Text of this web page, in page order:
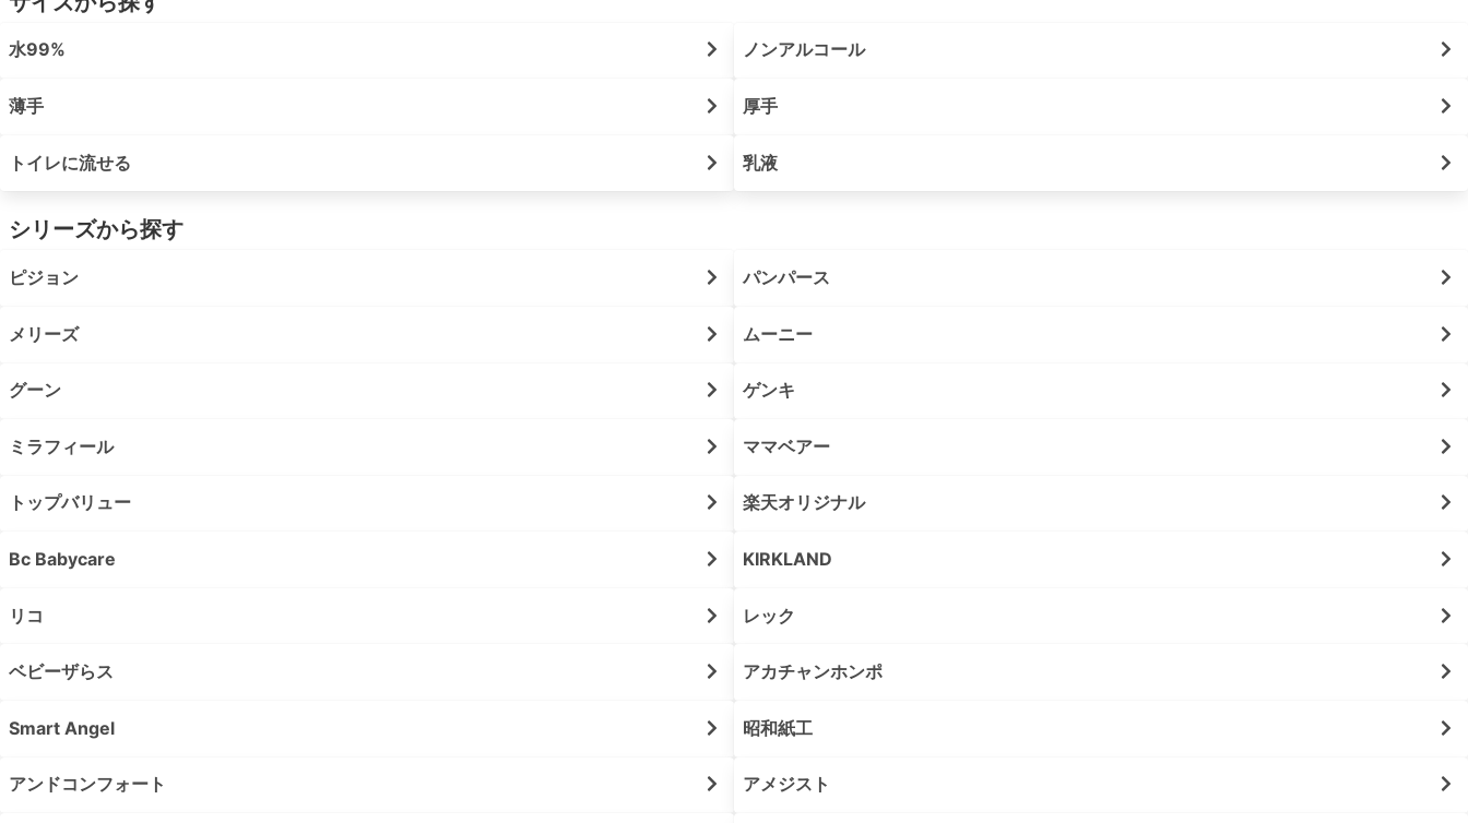
水99% ノンアルコール
薄手 厚手
トイレに流せる 乳液
シリーズから探す
ピジョン パンパース
メリーズ ムーニー
グーン ゲンキ
ミラフィール ママベアー
トップバリュー 楽天オリジナル
Bc Babycare KIRKLAND
リコ レック
ベビーザらス アカチャンホンポ
Smart Angel 昭和紙工
アンドコンフォート アメジスト